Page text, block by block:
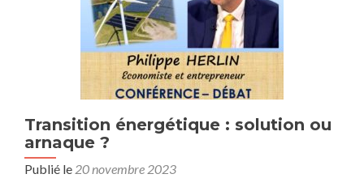
Transition énergétique : solution ou
arnaque ?
Publié le 20 novembre 2023